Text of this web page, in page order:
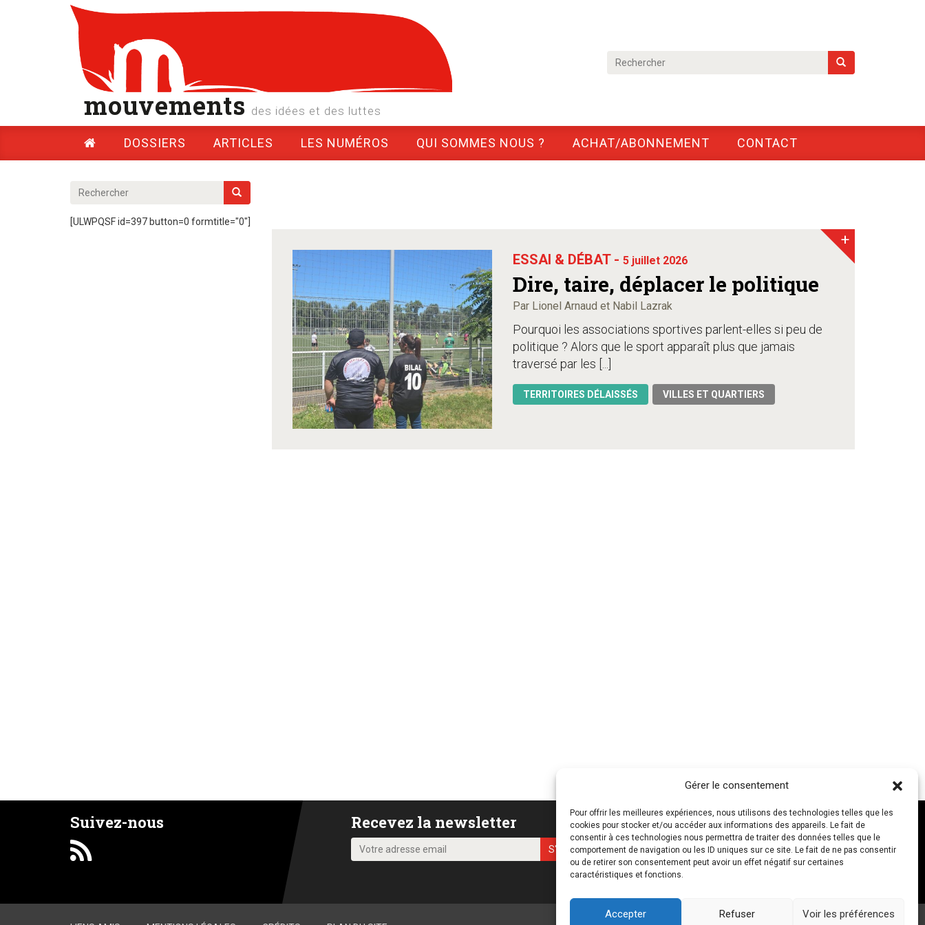
Gérer le consentement
Pour offrir les meilleures expériences, nous utilisons des technologies telles que les
cookies pour stocker et/ou accéder aux informations des appareils. Le fait de
consentir à ces technologies nous permettra de traiter des données telles que le
comportement de navigation ou les ID uniques sur ce site. Le fait de ne pas consentir
ou de retirer son consentement peut avoir un effet négatif sur certaines
caractéristiques et fonctions.
Accepter Refuser Voir les préférences
mouvements des idées et des luttes
DOSSIERS ARTICLES LES NUMÉROS QUI SOMMES NOUS ? ACHAT/ABONNEMENT CONTACT
[ULWPQSF id=397 button=0 formtitle="0"]
ESSAI & DÉBAT - 5 juillet 2026
Dire, taire, déplacer le politique
Par Lionel Arnaud et Nabil Lazrak
Pourquoi les associations sportives parlent-elles si peu de
politique ? Alors que le sport apparaît plus que jamais
traversé par les [...]
TERRITOIRES DÉLAISSÉS VILLES ET QUARTIERS
+
Suivez-nous Recevez la newsletter
NOUS CONTACTER